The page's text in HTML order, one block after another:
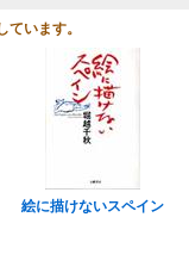
います。
絵に描けないスペイン